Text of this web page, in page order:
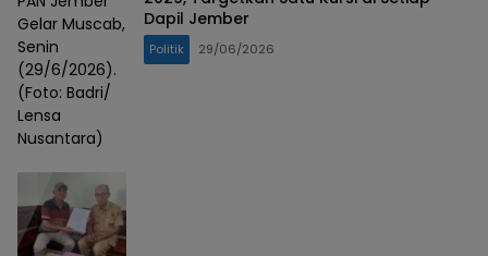
Gelar Muscab,
Senin
(29/6/2026).
(Foto: Badri/
Lensa
Nusantara)
Dapil Jember
Politik 29/06/2026